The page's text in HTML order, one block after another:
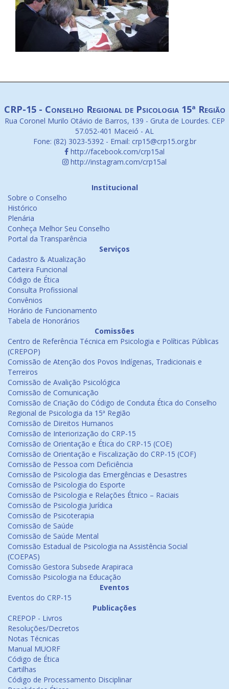
CRP-15 - Conselho Regional de Psicologia 15ª Região
Rua Coronel Murilo Otávio de Barros, 139 - Gruta de Lourdes. CEP
57.052-401 Maceió - AL
Fone: (82) 3023-5392 - Email: crp15@crp15.org.br
http://facebook.com/crp15al
http://instagram.com/crp15al
Institucional
Sobre o Conselho
Histórico
Plenária
Conheça Melhor Seu Conselho
Portal da Transparência
Serviços
Cadastro & Atualização
Carteira Funcional
Código de Ética
Consulta Profissional
Convênios
Horário de Funcionamento
Tabela de Honorários
Comissões
Centro de Referência Técnica em Psicologia e Políticas Públicas
(CREPOP)
Comissão de Atenção dos Povos Indígenas, Tradicionais e
Terreiros
Comissão de Avalição Psicológica
Comissão de Comunicação
Comissão de Criação do Código de Conduta Ética do Conselho
Regional de Psicologia da 15ª Região
Comissão de Direitos Humanos
Comissão de Interiorização do CRP-15
Comissão de Orientação e Ética do CRP-15 (COE)
Comissão de Orientação e Fiscalização do CRP-15 (COF)
Comissão de Pessoa com Deficiência
Comissão de Psicologia das Emergências e Desastres
Comissão de Psicologia do Esporte
Comissão de Psicologia e Relações Étnico – Raciais
Comissão de Psicologia Jurídica
Comissão de Psicoterapia
Comissão de Saúde
Comissão de Saúde Mental
Comissão Estadual de Psicologia na Assistência Social
(COEPAS)
Comissão Gestora Subsede Arapiraca
Comissão Psicologia na Educação
Eventos
Eventos do CRP-15
Publicações
CREPOP - Livros
Resoluções/Decretos
Notas Técnicas
Manual MUORF
Código de Ética
Cartilhas
Código de Processamento Disciplinar